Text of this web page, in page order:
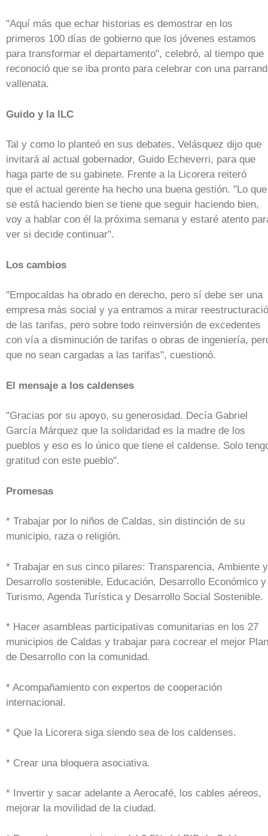
"Aquí más que echar historias es demostrar en los
primeros 100 días de gobierno que los jóvenes estamos
para transformar el departamento", celebró, al tiempo que
reconoció que se iba pronto para celebrar con una
vallenata.
Guido y la ILC
Tal y como lo planteó en sus debates, Velásquez dijo que
invitará al actual gobernador, Guido Echeverri, para que
haga parte de su gabinete. Frente a la Licorera reiteró
que el actual gerente ha hecho una buena gestión. "Lo que
se está haciendo bien se tiene que seguir haciendo bien,
voy a hablar con él la próxima semana y estaré atento
ver si decide continuar".
Los cambios
"Empocaldas ha obrado en derecho, pero sí debe ser una
empresa más social y ya entramos a mirar
de las tarifas, pero sobre todo reinversión de excedentes
con vía a disminución de tarifas o obras de ingeniería,
que no sean cargadas a las tarifas", cuestionó.
El mensaje a los caldenses
"Gracias por su apoyo, su generosidad. Decía Gabriel
García Márquez que la solidaridad es la madre de los
pueblos y eso es lo único que tiene el caldense. Solo
gratitud con este pueblo".
Promesas
* Trabajar por lo niños de Caldas, sin distinción de su
municipio, raza o religión.
* Trabajar en sus cinco pilares: Transparencia, Ambiente y
Desarrollo sostenible, Educación, Desarrollo Económico y
Turismo, Agenda Turística y Desarrollo Social Sostenible.
* Hacer asambleas participativas comunitarias en los 27
municipios de Caldas y trabajar para cocrear el mejor Plan
de Desarrollo con la comunidad.
* Acompañamiento con expertos de cooperación
internacional.
* Que la Licorera siga siendo sea de los caldenses.
* Crear una bloquera asociativa.
* Invertir y sacar adelante a Aerocafé, los cables aéreos,
mejorar la movilidad de la ciudad.